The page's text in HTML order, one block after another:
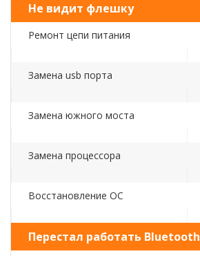
Не видит флешку
Ремонт цепи питания
Замена usb порта
Замена южного моста
Замена процессора
Восстановление ОС
Перестал работать Bluetooth